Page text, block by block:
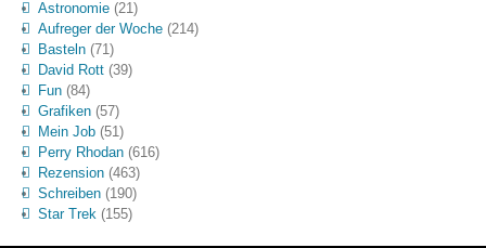
Astronomie(21)
Aufreger der Woche(214)
Basteln(71)
David Rott(39)
Fun(84)
Grafiken(57)
Mein Job(51)
Perry Rhodan(616)
Rezension(463)
Schreiben(190)
Star Trek(155)